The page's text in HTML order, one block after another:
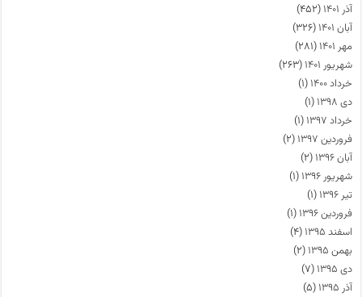
آذر ۱۴۰۱
(۴۵۲)
آبان ۱۴۰۱
(۳۲۶)
مهر ۱۴۰۱
(۲۸۱)
شهریور ۱۴۰۱
(۲۶۳)
خرداد ۱۴۰۰
(۱)
دی ۱۳۹۸
(۱)
خرداد ۱۳۹۷
(۱)
فروردین ۱۳۹۷
(۲)
آبان ۱۳۹۶
(۲)
شهریور ۱۳۹۶
(۱)
تیر ۱۳۹۶
(۱)
فروردین ۱۳۹۶
(۱)
اسفند ۱۳۹۵
(۴)
بهمن ۱۳۹۵
(۲)
دی ۱۳۹۵
(۷)
آذر ۱۳۹۵
(۵)